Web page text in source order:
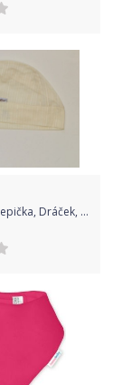
Dětská letní čepička, Dráček, Pirát krémový vel.52-54, Výprodej